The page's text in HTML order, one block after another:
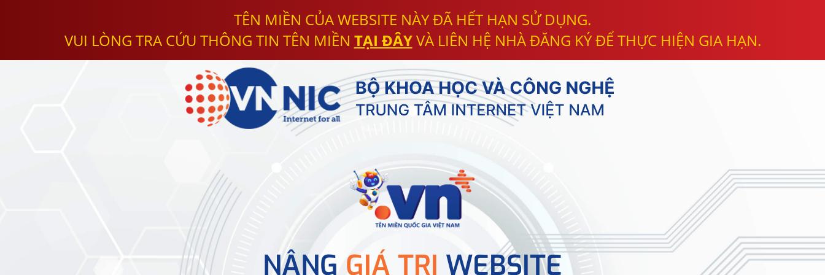
TÊN MIỀN CỦA WEBSITE NÀY ĐÃ HẾT HẠN SỬ DỤNG.
VUI LÒNG TRA CỨU THÔNG TIN TÊN MIỀN TẠI ĐÂYVÀ LIÊN HỆ NHÀ ĐĂNG KÝ ĐỂ THỰC HIỆN GIA HẠN.
NÂNG GIÁ TRỊ WEBSITE